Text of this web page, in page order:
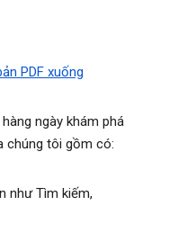
PDF xuống
ngày khám phá
chúng tôi gồm có:
như Tìm kiếm,